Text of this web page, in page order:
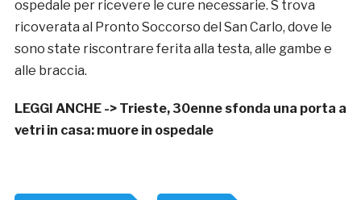
ospedale per ricevere le cure necessarie. S trova
ricoverata al Pronto Soccorso del San Carlo, dove le
sono state riscontrare ferita alla testa, alle gambe e
alle braccia.
LEGGI ANCHE -> Trieste, 30enne sfonda una porta a
vetri in casa: muore in ospedale